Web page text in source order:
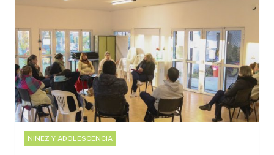
NIÑEZ Y ADOLESCENCIA